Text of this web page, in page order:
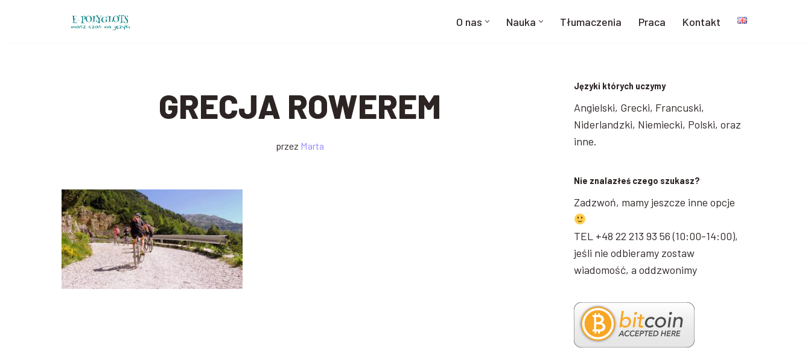
O nas Nauka Tłumaczenia Praca Kontakt
GRECJA ROWEREM
przez Marta
Języki których uczymy
Angielski, Grecki, Francuski,
Niderlandzki, Niemiecki, Polski, oraz
inne.
Nie znalazłeś czego szukasz?
Zadzwoń, mamy jeszcze inne opcje
TEL +48 22 213 93 56 (10:00-14:00),
jeśli nie odbieramy zostaw
wiadomość, a oddzwonimy